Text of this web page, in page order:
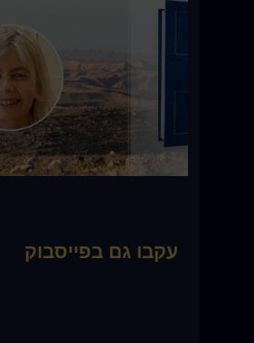
עקבו גם בפייסבוק